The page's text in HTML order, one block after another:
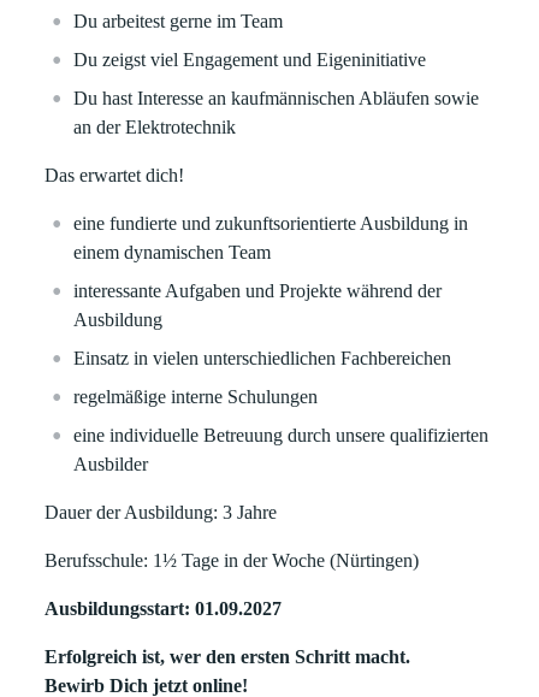
Du arbeitest gerne im Team
Du zeigst viel Engagement und Eigeninitiative
Du hast Interesse an kaufmännischen Abläufen sowie
an der Elektrotechnik
Das erwartet dich!
eine fundierte und zukunftsorientierte Ausbildung in
einem dynamischen Team
interessante Aufgaben und Projekte während der
Ausbildung
Einsatz in vielen unterschiedlichen Fachbereichen
regelmäßige interne Schulungen
eine individuelle Betreuung durch unsere qualifizierten
Ausbilder
Dauer der Ausbildung: 3 Jahre
Berufsschule: 1½ Tage in der Woche (Nürtingen)
Ausbildungsstart: 01.09.2027
Erfolgreich ist, wer den ersten Schritt macht.
Bewirb Dich jetzt online!